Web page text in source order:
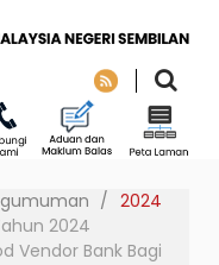
2024
2024
Vendor Bank Bagi